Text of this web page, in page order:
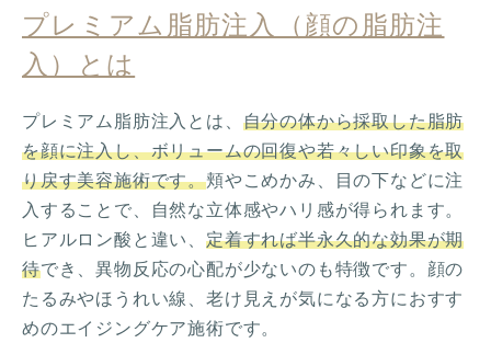
プレミアム脂肪注入（顔の脂肪注
入）とは
プレミアム脂肪注入とは、 自分の体から採取した脂肪
を顔に注入し、ボリュームの回復や若々しい印象を取
り戻す美容施術です。頬やこめかみ、目の下などに注
入することで、自然な立体感やハリ感が得られます。
ヒアルロン酸と違い、 定着すれば半永久的な効果が期
待でき、異物反応の心配が少ないのも特徴です。顔の
たるみやほうれい線、老け見えが気になる方におすす
めのエイジングケア施術です。